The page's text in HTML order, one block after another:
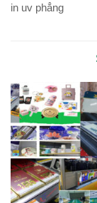
in uv phẳng